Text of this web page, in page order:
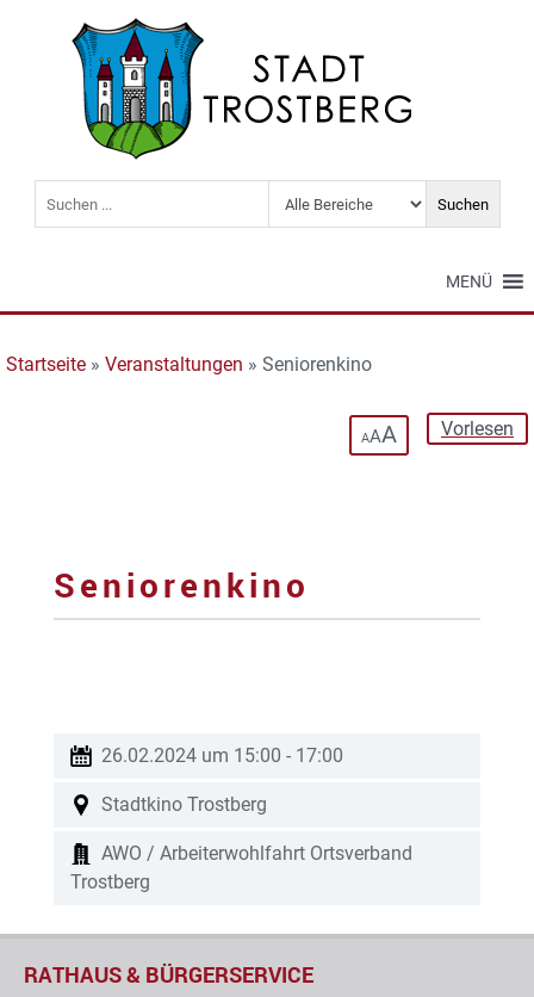
MENÜ
Startseite » Veranstaltungen » Seniorenkino
Vorlesen
AAA
Seniorenkino
26.02.2024 um 15:00 - 17:00
Stadtkino Trostberg
AWO / Arbeiterwohlfahrt Ortsverband
Trostberg
RATHAUS & BÜRGERSERVICE